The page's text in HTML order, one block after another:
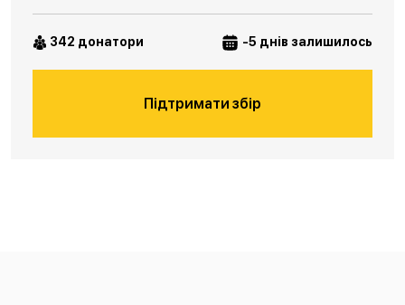
342 донатори -5 днів залишилось
Підтримати збір